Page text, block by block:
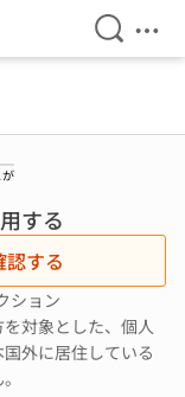
検索を
メ
する
する
ション
対象とした、個人
外に居住している